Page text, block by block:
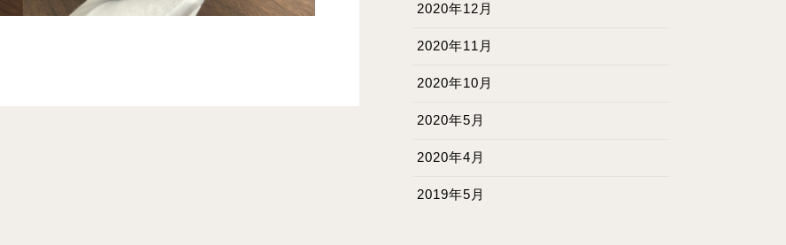
2020年12月
2020年11月
2020年10月
2020年5月
2020年4月
2019年5月